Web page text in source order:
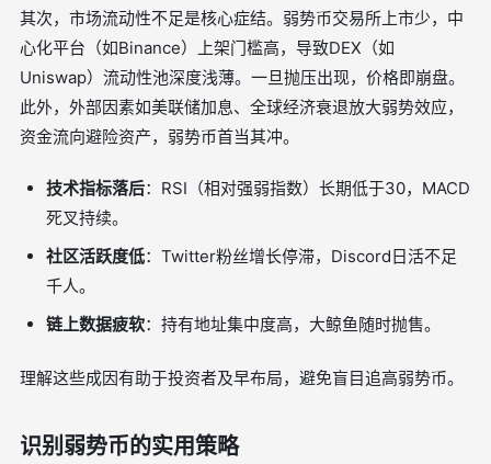
其次，市场流动性不足是核心症结。弱势币交易所上市少，中
心化平台（如Binance）上架门槛高，导致DEX（如
Uniswap）流动性池深度浅薄。一旦抛压出现，价格即崩盘。
此外，外部因素如美联储加息、全球经济衰退放大弱势效应，
资金流向避险资产，弱势币首当其冲。
技术指标落后：RSI（相对强弱指数）长期低于30，MACD
死叉持续。
社区活跃度低：Twitter粉丝增长停滞，Discord日活不足
千人。
链上数据疲软：持有地址集中度高，大鲸鱼随时抛售。
理解这些成因有助于投资者及早布局，避免盲目追高弱势币。
识别弱势币的实用策略